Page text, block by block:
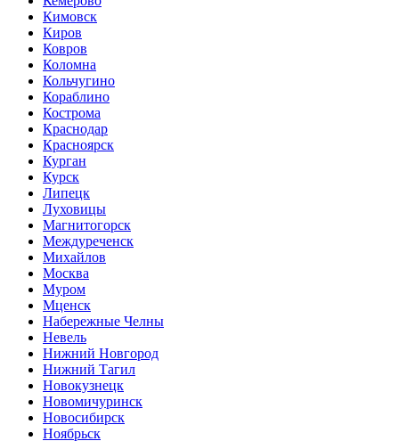
Кимовск
Киров
Ковров
Коломна
Кольчугино
Кораблино
Кострома
Краснодар
Красноярск
Курган
Курск
Липецк
Луховицы
Магнитогорск
Междуреченск
Михайлов
Москва
Муром
Мценск
Набережные Челны
Невель
Нижний Новгород
Нижний Тагил
Новокузнецк
Новомичуринск
Новосибирск
Ноябрьск